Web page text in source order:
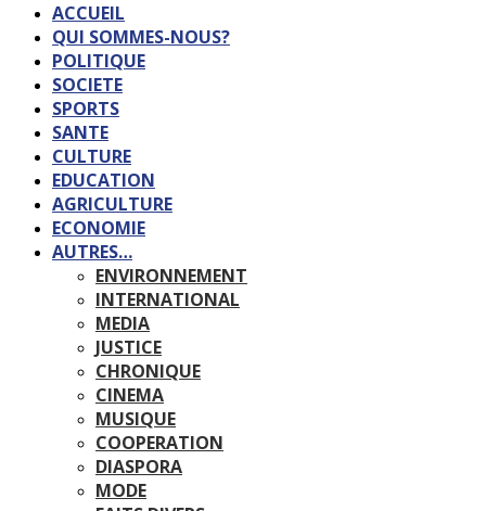
ACCUEIL
QUI SOMMES-NOUS?
POLITIQUE
SOCIETE
SPORTS
SANTE
CULTURE
EDUCATION
AGRICULTURE
ECONOMIE
AUTRES…
ENVIRONNEMENT
INTERNATIONAL
MEDIA
JUSTICE
CHRONIQUE
CINEMA
MUSIQUE
COOPERATION
DIASPORA
MODE